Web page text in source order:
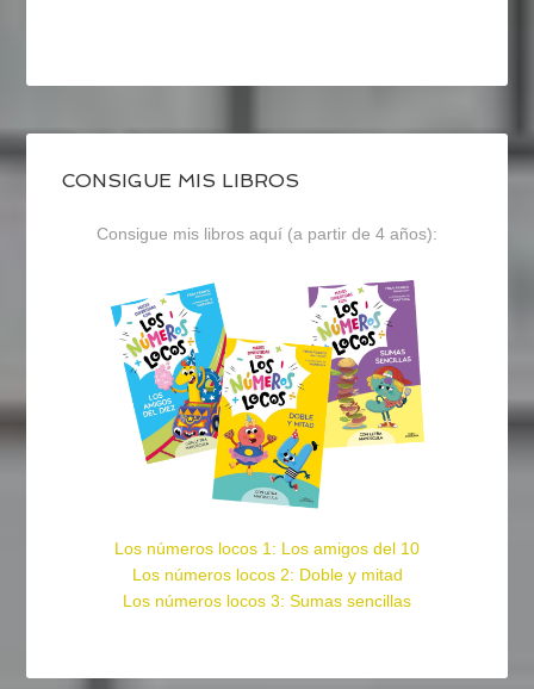
CONSIGUE MIS LIBROS
Consigue mis libros aquí (a partir de 4 años):
Los números locos 1: Los amigos del 10
Los números locos 2: Doble y mitad
Los números locos 3: Sumas sencillas